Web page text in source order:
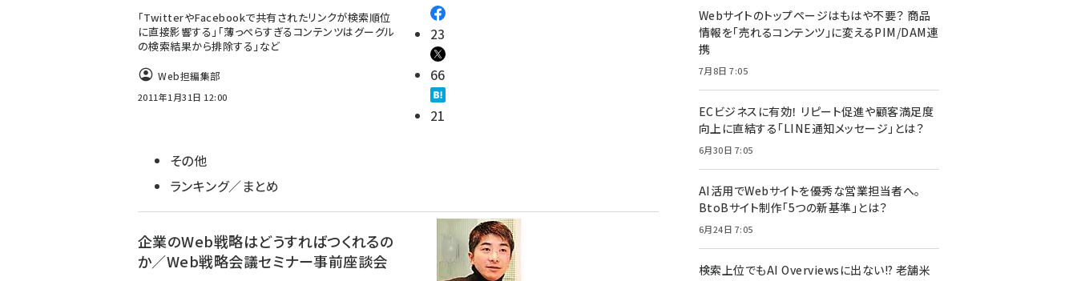
「TwitterやFacebookで共有されたリンクが検索順位
に直接影響する」「薄っぺらすぎるコンテンツはグーグル
の検索結果から排除する」など
Web担編集部
2011年1月31日 12:00
23
66
21
その他
ランキング／まとめ
企業のWeb戦略はどうすればつくれるの
か／Web戦略会議セミナー事前座談会
Webサイトのトップページはもはや不要？ 商品
情報を「売れるコンテンツ」に変えるPIM/DAM連
携
7月8日 7:05
ECビジネスに有効！ リピート促進や顧客満足度
向上に直結する「LINE通知メッセージ」とは？
6月30日 7:05
AI活用でWebサイトを優秀な営業担当者へ。
BtoBサイト制作「5つの新基準」とは？
6月24日 7:05
検索上位でもAI Overviewsに出ない!? 老舗米